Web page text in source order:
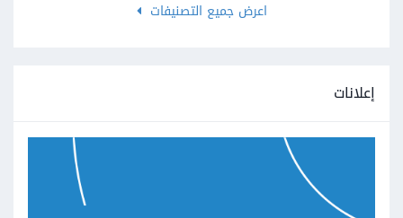
اعرض جميع التصنيفات
إعلانات